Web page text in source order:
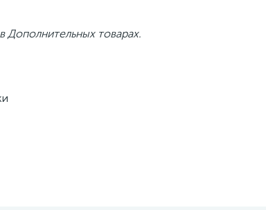
Дополнительных товарах.